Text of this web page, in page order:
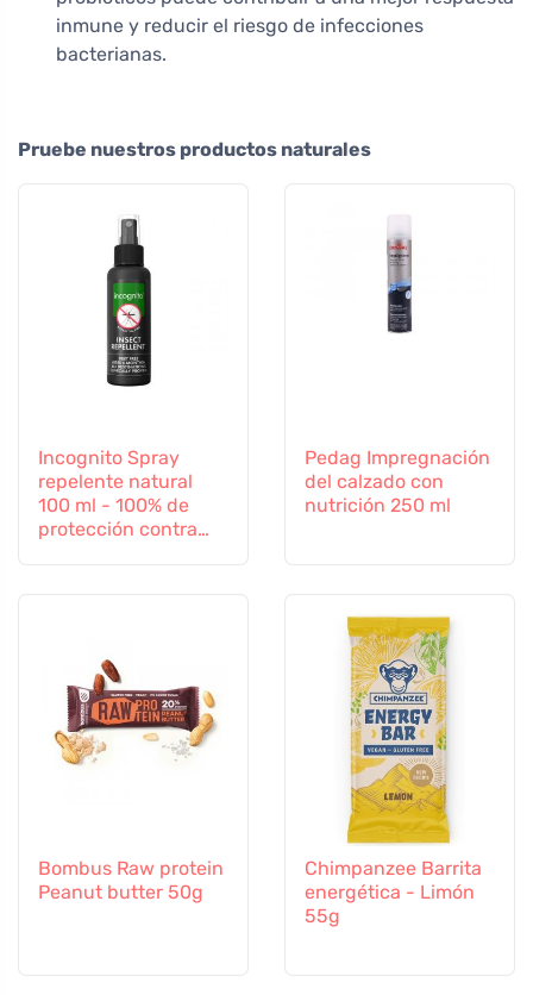
inmune y reducir el riesgo de infecciones
bacterianas.
Pruebe nuestros productos naturales
Incognito Spray
repelente natural
100 ml - 100% de
protección contra
Pedag Impregnación
del calzado con
nutrición 250 ml
Bombus Raw protein
Peanut butter 50g
Chimpanzee Barrita
energética - Limón
55g